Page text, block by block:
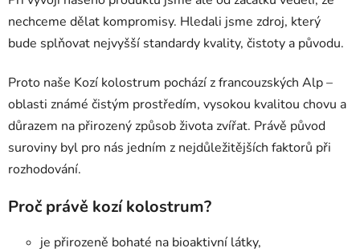
nechceme dělat kompromisy. Hledali jsme zdroj, který
bude splňovat nejvyšší standardy kvality, čistoty a původu.
Proto naše Kozí kolostrum pochází z francouzských Alp –
oblasti známé čistým prostředím, vysokou kvalitou chovu a
důrazem na přirozený způsob života zvířat. Právě původ
suroviny byl pro nás jedním z nejdůležitějších faktorů při
rozhodování.
Proč právě kozí kolostrum?
je přirozeně bohaté na bioaktivní látky,